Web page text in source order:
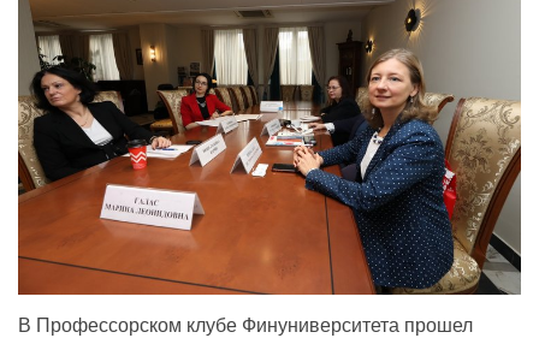
В Профессорском клубе Финуниверситета прошел